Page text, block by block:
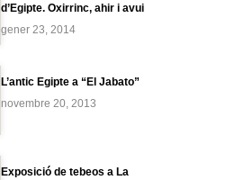
d’Egipte. Oxirrinc, ahir i avui
gener 23, 2014
L’antic Egipte a “El Jabato”
novembre 20, 2013
Exposició de tebeos a La